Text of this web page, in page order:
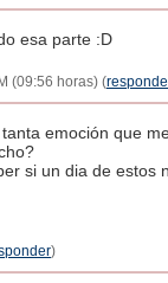
esa parte :D
(09:56 horas) (
emoción que
si un dia de estos
)